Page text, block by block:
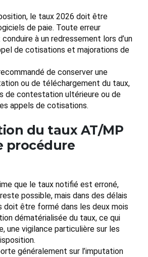
le taux 2026 doit être
de paie. Toute erreur
à un redressement lors d’un
de cotisations et majorations de
de conserver une
ou de téléchargement du taux,
de contestation ultérieure ou de
appels de cotisations.
du taux AT/MP
procédure
que le taux notifié est erroné,
possible, mais dans des délais
doit être formé dans les deux mois
dématérialisée du taux, ce qui
une vigilance particulière sur les
généralement sur l’imputation